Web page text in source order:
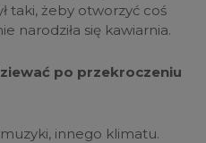
taki, żeby otworzyć coś
narodziła się kawiarnia.
po przekroczeniu
innego klimatu.